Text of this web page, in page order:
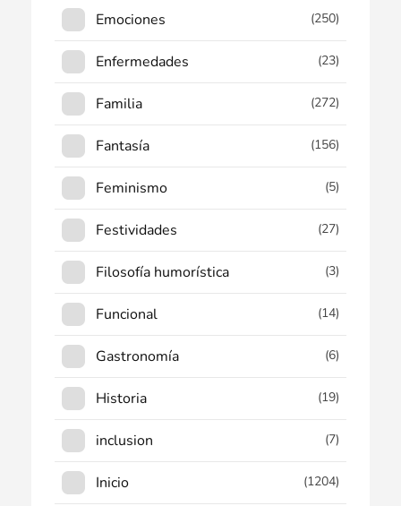
Emociones (250)
Enfermedades (23)
Familia (272)
Fantasía (156)
Feminismo (5)
Festividades (27)
Filosofía humorística (3)
Funcional (14)
Gastronomía (6)
Historia (19)
inclusion (7)
Inicio (1204)